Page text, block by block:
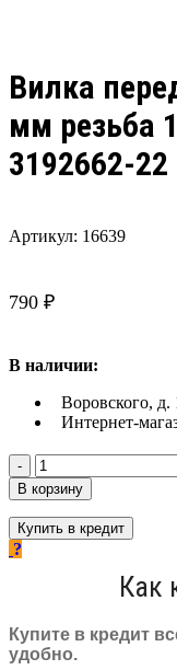
Вилка
мм резьба
3192662-22
Артикул: 16639
790 ₽
В наличии:
Воровского, д.
Интернет-
Количество
товара
Вилка
перед
24"
мм
резьба
В корзину
Купить в кредит
Как
Купите в кредит
удобно.